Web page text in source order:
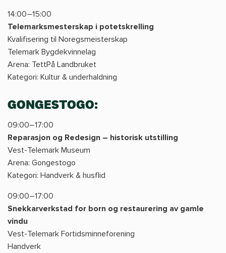
14:00–15:00
Telemarksmesterskap i potetskrelling
Kvalifisering til Noregsmeisterskap
Telemark Bygdekvinnelag
Arena: TettPå Landbruket
Kategori: Kultur & underhaldning
GONGESTOGO:
09:00–17:00
Reparasjon og Redesign – historisk utstilling
Vest-Telemark Museum
Arena: Gongestogo
Kategori: Handverk & husflid
09:00–17:00
Snekkarverkstad for born og restaurering av gamle
vindu
Vest-Telemark Fortidsminneforening
Handverk